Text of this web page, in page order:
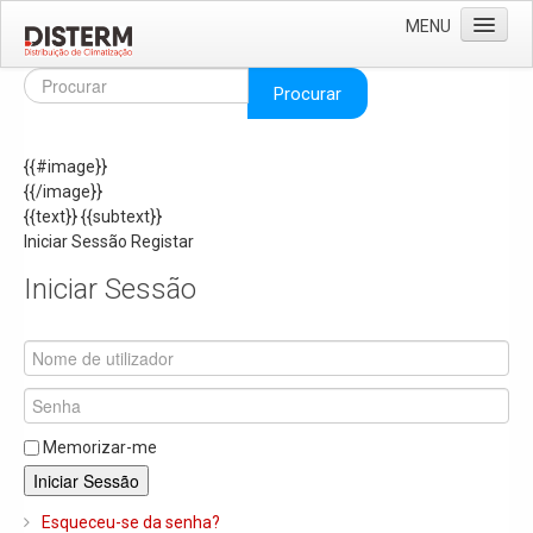
MENU
Home
Áreas de Negócio
Missão e Valores
As Nossas Marcas
Recrutamento
Produtos
Solar
Termoacumuladores e Depósitos de Inércia
Ar Condicionado
Procurar
{{#image}}
{{/image}}
{{text}}{{subtext}}
Iniciar Sessão Registar
Iniciar Sessão
Memorizar-me
Iniciar Sessão
Esqueceu-se da senha?